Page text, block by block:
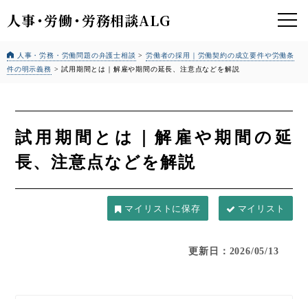
人事・労働・労務相談ALG
人事・労務・労働問題の弁護士相談 >労働者の採用｜労働契約の成立要件や労働条
件の明示義務 >試用期間とは｜解雇や期間の延長、注意点などを解説
試用期間とは｜解雇や期間の延
長、注意点などを解説
マイリスト
更新日：2026/05/13